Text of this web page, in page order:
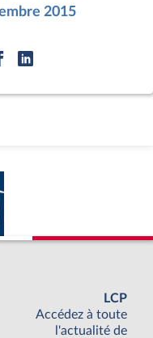
2015
LCP
Accédez à toute
l'actualité de